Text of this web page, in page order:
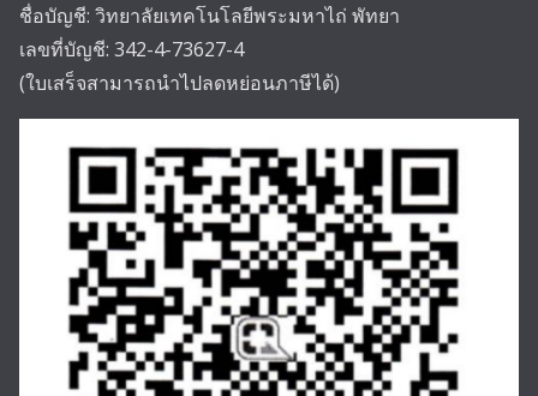
ชื่อบัญชี: วิทยาลัยเทคโนโลยีพระมหาไถ่ พัทยา
เลขที่บัญชี: 342-4-73627-4
(ใบเสร็จสามารถนำไปลดหย่อนภาษีได้)